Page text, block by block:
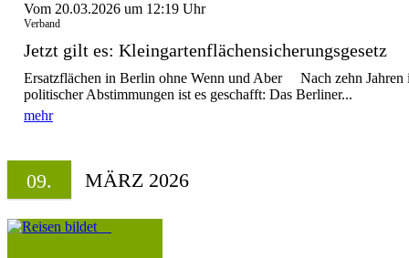
Vom 20.03.2026 um 12:19 Uhr
Verband
Jetzt gilt es: Kleingartenflächensicherungsgesetz
Ersatzflächen in Berlin ohne Wenn und Aber Nach zehn Jahren
politischer Abstimmungen ist es geschafft: Das Berliner...
mehr
09. MÄRZ 2026